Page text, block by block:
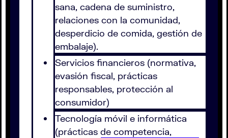
sana, cadena de suministro,
relaciones con la comunidad,
desperdicio de comida, gestión de
embalaje).
Servicios financieros (normativa,
evasión fiscal, prácticas
responsables, protección al
consumidor)
Tecnología móvil e informática
(prácticas de competencia,